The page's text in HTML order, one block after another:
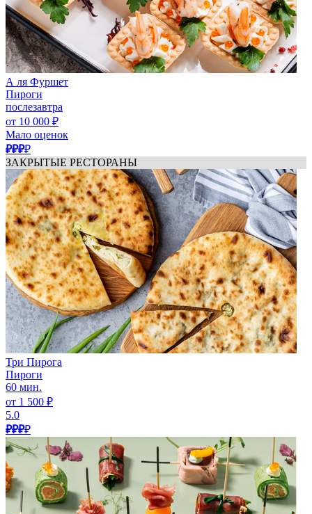
А ля Фуршет
Пироги
послезавтра
от 10 000 ₽
Мало оценок
₽₽₽₽
ЗАКРЫТЫЕ РЕСТОРАНЫ
Три Пирога
Пироги
60 мин.
от 1 500 ₽
5.0
₽₽₽₽